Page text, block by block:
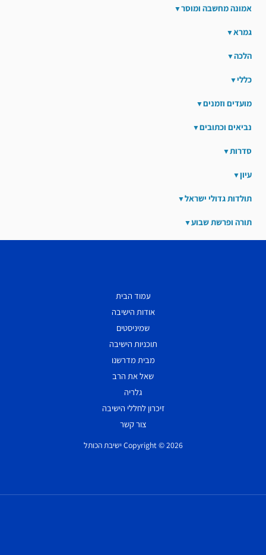
אמונה מחשבה ומוסר
גמרא
הלכה
כללי
מועדים וזמנים
נביאים וכתובים
סדרות
עיון
תולדות גדולי ישראל
תורה ופרשת שבוע
עמוד הבית
אודות הישיבה
שמיניסטים
תוכניות הישיבה
מבית מדרשנו
שאל את הרב
גלריה
זיכרון לחללי הישיבה
צור קשר
Copyright © 2026 ישיבת הכותל